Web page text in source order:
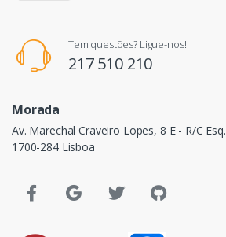
Tem questões? Ligue-nos!
217 510 210
Morada
Av. Marechal Craveiro Lopes, 8 E - R/C Esq.
1700-284 Lisboa